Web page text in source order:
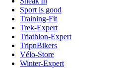
Sport is good
Training-Fit
Trek-Expert
Triathlon-Expert
TripnBikers
Vélo-Store
Winter-Expert